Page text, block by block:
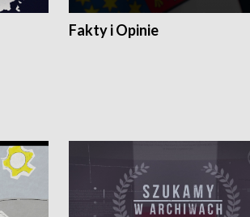
Fakty i Opinie